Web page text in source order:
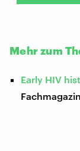
Mehr zum
Early HIV